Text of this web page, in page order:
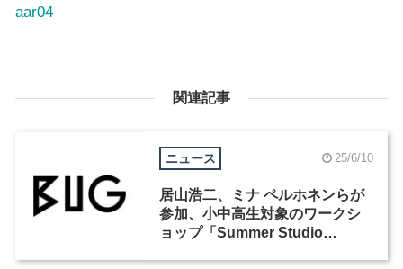
aar04
関連記事
ニュース 25/6/10
居山浩二、ミナ ペルホネンらが
参加、小中高生対象のワークシ
ョップ「Summer Studio